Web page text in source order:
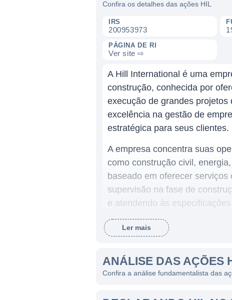
Confira os detalhes das ações HIL
IRS
200953973
PÁGINA DE RI
Ver site ⇨
A Hill International é uma
construção, conhecida por
execução de grandes
excelência na gestão de
estratégica para seus clientes.
A empresa concentra suas
como construção civil,
baseado em oferecer
supervisão na fase de
e atendendo às
ATUAÇÃO DA HILL
A Hill International possui
clientela diversificada,
envolvida em projetos de
Ler mais
ANÁLISE DAS AÇÕES
Confira a análise fundamentalista das